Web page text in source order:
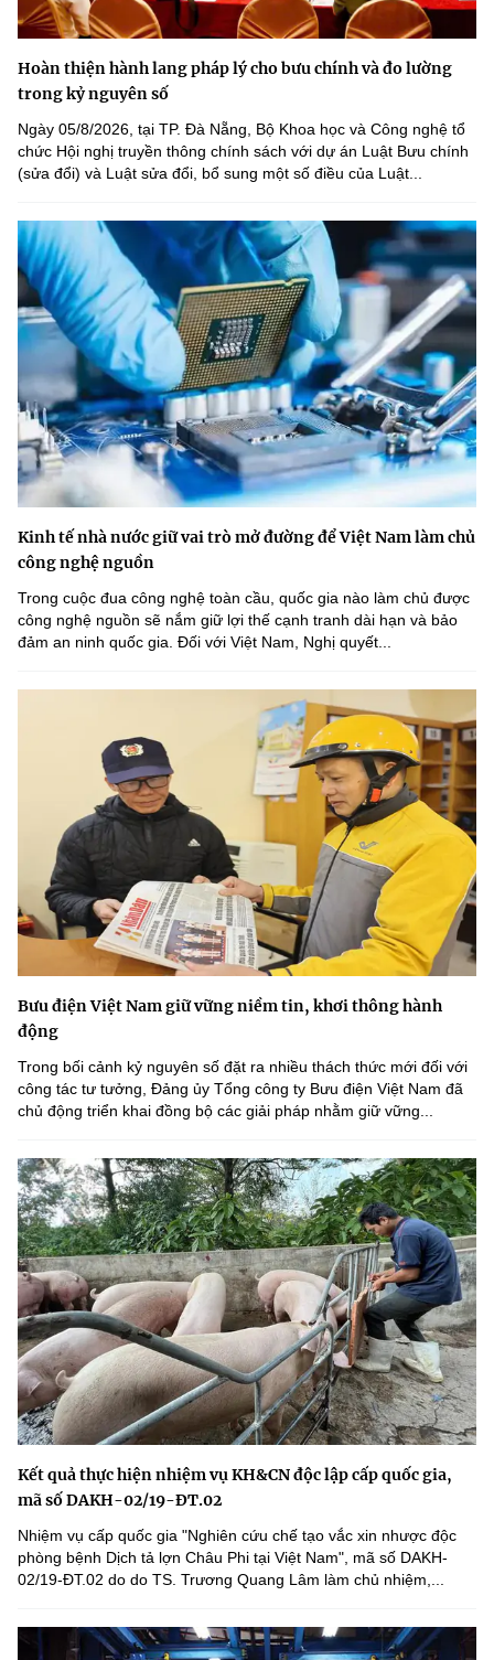
Hoàn thiện hành lang pháp lý cho bưu chính và đo lường
trong kỷ nguyên số
Ngày 05/8/2026, tại TP. Đà Nẵng, Bộ Khoa học và Công nghệ tổ
chức Hội nghị truyền thông chính sách với dự án Luật Bưu chính
(sửa đổi) và Luật sửa đổi, bổ sung một số điều của Luật...
Kinh tế nhà nước giữ vai trò mở đường để Việt Nam làm chủ
công nghệ nguồn
Trong cuộc đua công nghệ toàn cầu, quốc gia nào làm chủ được
công nghệ nguồn sẽ nắm giữ lợi thế cạnh tranh dài hạn và bảo
đảm an ninh quốc gia. Đối với Việt Nam, Nghị quyết...
Bưu điện Việt Nam giữ vững niềm tin, khơi thông hành
động
Trong bối cảnh kỷ nguyên số đặt ra nhiều thách thức mới đối với
công tác tư tưởng, Đảng ủy Tổng công ty Bưu điện Việt Nam đã
chủ động triển khai đồng bộ các giải pháp nhằm giữ vững...
Kết quả thực hiện nhiệm vụ KH&CN độc lập cấp quốc gia,
mã số DAKH-02/19-ĐT.02
Nhiệm vụ cấp quốc gia "Nghiên cứu chế tạo vắc xin nhược độc
phòng bệnh Dịch tả lợn Châu Phi tại Việt Nam", mã số DAKH-
02/19-ĐT.02 do do TS. Trương Quang Lâm làm chủ nhiệm,...